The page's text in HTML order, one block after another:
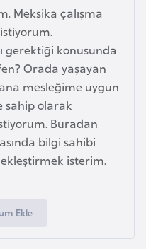
Meksika çalışma
gerektiği konusunda
Orada yaşayan
mesleğime uygun
sahip olarak
Buradan
bilgi sahibi
isterim.
Ekle